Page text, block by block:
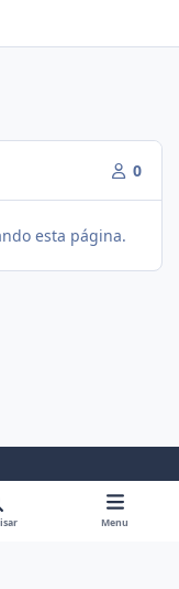
0
esta página.
i
Menu